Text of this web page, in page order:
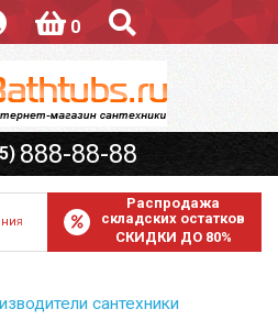
0
888-88-88
Распродажа
складских остатков
СКИДКИ ДО 80%
сантехники